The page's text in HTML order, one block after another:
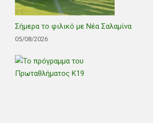
Σήμερα το φιλικό με Νέα Σαλαμίνα
05/08/2026